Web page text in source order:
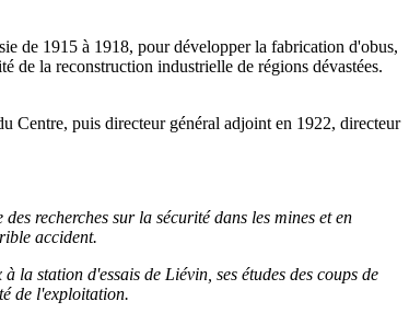
de 1915 à 1918, pour développer la fabrication d'obus,
de la reconstruction industrielle de régions dévastées.
Centre, puis directeur général adjoint en 1922, directeur
recherches sur la sécurité dans les mines et en
accident.
station d'essais de Liévin, ses études des coups de
de l'exploitation.